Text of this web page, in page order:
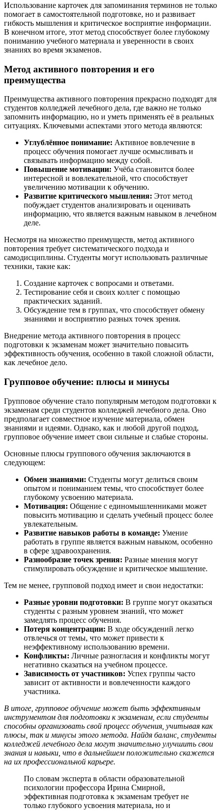
Использование карточек для запоминания терминов не только
помогает в самостоятельной подготовке, но и развивает
гибкость мышления и критическое восприятие информации.
В конечном итоге, этот метод способствует более глубокому
пониманию учебного материала и уверенности в своих
знаниях во время экзаменов.
Метод активного повторения и его
преимущества
Преимущества активного повторения прекрасно подходят для
студентов колледжей лечебного дела, где важно не только
запомнить информацию, но и уметь применять её в реальных
ситуациях. Ключевыми аспектами этого метода являются:
Углублённое понимание: Активное вовлечение в
процесс обучения помогает лучше осмысливать и
связывать информацию между собой.
Повышение мотивации: Учёба становится более
интересной и вовлекательной, что способствует
увеличению мотивации к обучению.
Развитие критического мышления: Этот метод
побуждает студентов анализировать и оценивать
информацию, что является важным навыком в лечебном
деле.
Несмотря на множество преимуществ, метод активного
повторения требует систематического подхода и
самодисциплины. Студенты могут использовать различные
техники, такие как:
Создание карточек с вопросами и ответами.
Тестирование себя и своих коллег с помощью
практических заданий.
Обсуждение тем в группах, что способствует обмену
знаниями и восприятию разных точек зрения.
Внедрение метода активного повторения в процесс
подготовки к экзаменам может значительно повысить
эффективность обучения, особенно в такой сложной области,
как лечебное дело.
Групповое обучение: плюсы и минусы
Групповое обучение стало популярным методом подготовки к
экзаменам среди студентов колледжей лечебного дела. Оно
предполагает совместное изучение материала, обмен
знаниями и идеями. Однако, как и любой другой подход,
групповое обучение имеет свои сильные и слабые стороны.
Основные плюсы группового обучения заключаются в
следующем:
Обмен знаниями: Студенты могут делиться своим
опытом и пониманием темы, что способствует более
глубокому усвоению материала.
Мотивация: Общение с единомышленниками может
повысить мотивацию и сделать учебный процесс более
увлекательным.
Развитие навыков работы в команде: Умение
работать в группе является важным навыком, особенно
в сфере здравоохранения.
Разнообразие точек зрения: Разные мнения могут
стимулировать обсуждение и критическое мышление.
Тем не менее, групповой подход имеет и свои недостатки:
Разные уровни подготовки: В группе могут оказаться
студенты с разным уровнем знаний, что может
замедлять процесс обучения.
Потеря концентрации: В ходе обсуждений легко
отвлечься от темы, что может привести к
неэффективному использованию времени.
Конфликты: Личные разногласия и конфликты могут
негативно сказаться на учебном процессе.
Зависимость от участников: Успех группы часто
зависит от активности и вовлеченности каждого
участника.
В итоге, групповое обучение может быть эффективным
инструментом для подготовки к экзаменам, если студенты
способны организовать свой процесс обучения, учитывая как
плюсы, так и минусы этого метода. Найдя баланс, студенты
колледжей лечебного дела могут значительно улучшить свои
знания и навыки, что в дальнейшем положительно скажется
на их профессиональной карьере.
По словам эксперта в области образовательной
психологии профессора Ирина Смирной,
эффективная подготовка к экзаменам требует не
только глубокого усвоения материала, но и